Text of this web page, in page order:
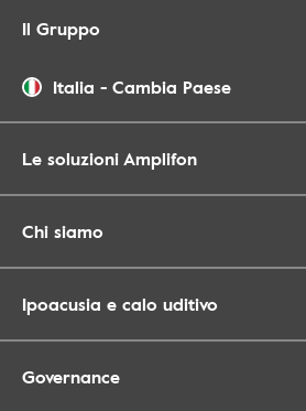
Il Gruppo
Italia - Cambia Paese
Le soluzioni Amplifon
Chi siamo
Ipoacusia e calo uditivo
Governance